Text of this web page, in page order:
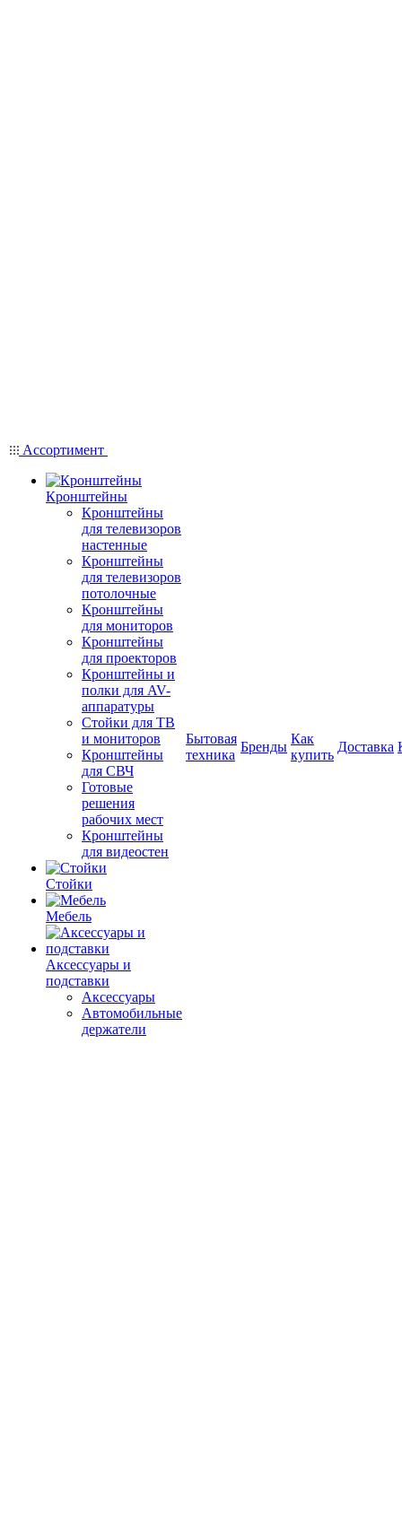
Ассортимент
Кронштейны
Кронштейны
для телевизоров
настенные
Кронштейны
для телевизоров
потолочные
Кронштейны
для мониторов
Кронштейны
для проекторов
Кронштейны и
полки для AV-
аппаратуры
Стойки для ТВ
и мониторов
Кронштейны
для СВЧ
Готовые
решения
рабочих мест
Кронштейны
для видеостен
Стойки
Мебель
Аксессуары и
подставки
Аксессуары
Автомобильные
держатели
Бытовая
техника
Бренды
Как
купить
Доставка